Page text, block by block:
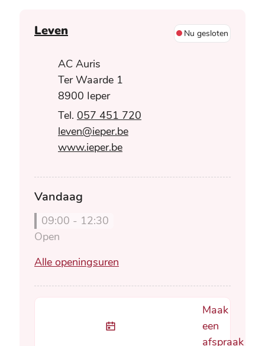
Leven Nu gesloten
AdresAC Auris
Ter Waarde 1
,8900 Ieper
057 451 720
E-mailleven@ieper.be
Websitewww.ieper.be
Vandaag
09:00 - 12:30
Open
Alle openingsuren
Maak
een
afspraak